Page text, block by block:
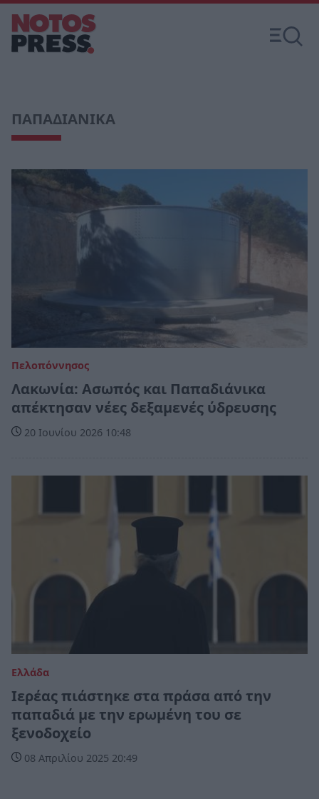
ΠΑΠΑΔΙΑΝΙΚΑ
Πελοπόννησος
Λακωνία: Ασωπός και Παπαδιάνικα
απέκτησαν νέες δεξαμενές ύδρευσης
20 Ιουνίου 2026 10:48
Ελλάδα
Ιερέας πιάστηκε στα πράσα από την
παπαδιά με την ερωμένη του σε
ξενοδοχείο
08 Απριλίου 2025 20:49